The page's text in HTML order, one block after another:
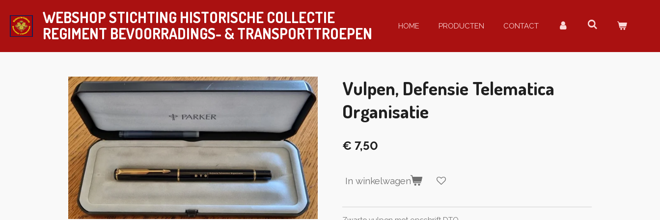
direct
naar
hoofdinhoud
WEBSHOP STICHTING HISTORISCHE COLLECTIE
REGIMENT BEVOORRADINGS- & TRANSPORTTROEPEN HOME PRODUCTEN CONTACT
Vulpen, Defensie Telematica
Organisatie
€ 7,50
In winkelwagen